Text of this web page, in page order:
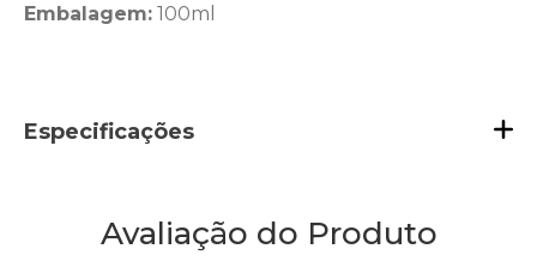
Embalagem: 100ml
Especificações
Avaliação do Produto